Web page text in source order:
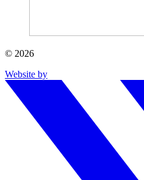
© 2026
Website by